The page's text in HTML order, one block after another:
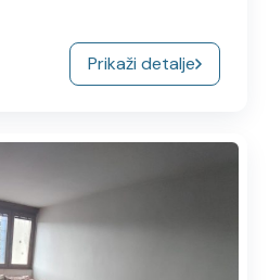
Prikaži detalje